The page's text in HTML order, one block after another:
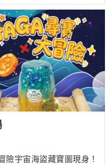
險宇宙海盜藏寶圖現身！